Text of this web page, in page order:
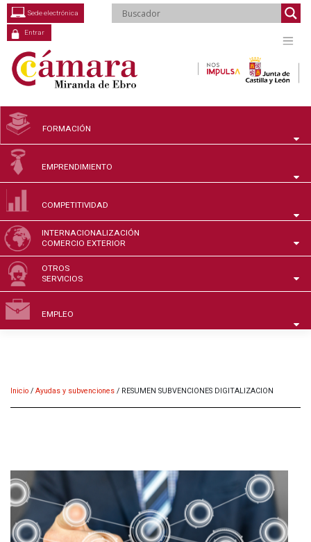
Saltar
contenido
Entrar
Sede electrónica
FORMACIÓN
EMPRENDIMIENTO
COMPETITIVIDAD
INTERNACIONALIZACIÓN
COMERCIO EXTERIOR
OTROS
SERVICIOS
EMPLEO
Inicio / Ayudas y subvenciones / RESUMEN SUBVENCIONES DIGITALIZACION